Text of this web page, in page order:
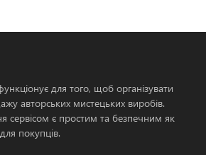
для того, щоб організувати
авторських мистецьких виробів.
сервісом є простим та безпечним як
покупців.